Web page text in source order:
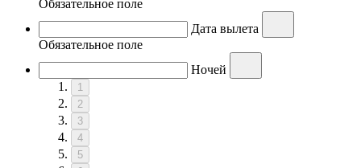
Обязательное поле
Дата вылета
Обязательное поле
Ночей
1
2
3
4
5